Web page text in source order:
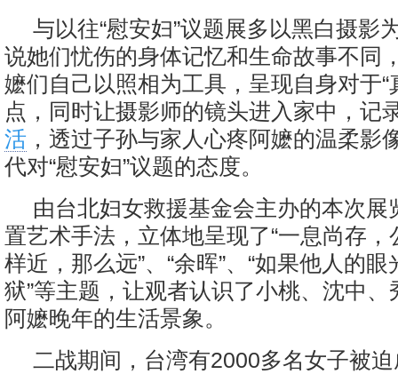
与以往“慰安妇”议题展多以黑白摄影
说她们忧伤的身体记忆和生命故事不同
嬷们自己以照相为工具，呈现自身对于“
点，同时让摄影师的镜头进入家中，记
活 ，透过子孙与家人心疼阿嬷的温柔影
代对“慰安妇”议题的态度。
由台北妇女救援基金会主办的本次展
置艺术手法，立体地呈现了“一息尚存，
样近，那么远”、“余晖”、“如果他人的
狱”等主题，让观者认识了小桃、沈中
阿嬷晚年的生活景象。
二战期间，台湾有2000多名女子被迫